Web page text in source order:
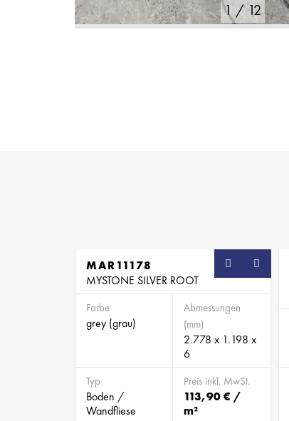
1 /12
MAR11178
MYSTONE SILVER ROOT
Farbe
grey (grau)
Abmessungen
(mm)
2.778 x 1.198 x
6
Typ
Boden /
Wandfliese
Preis inkl. MwSt.
113,90 € /
m²